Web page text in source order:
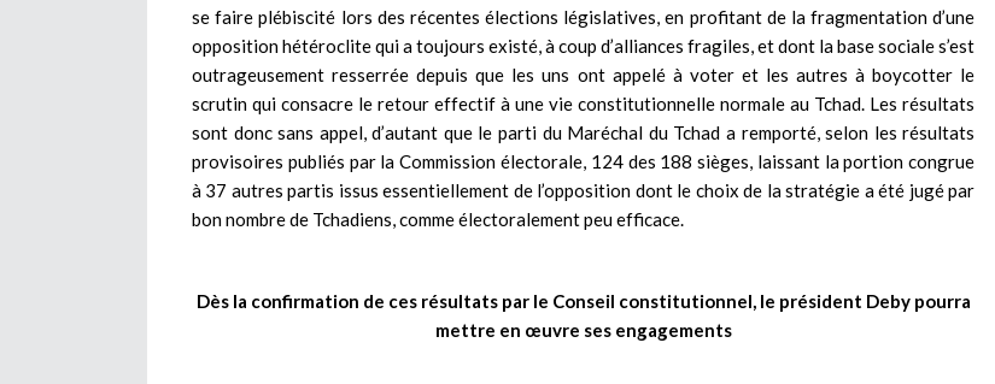
se faire plébiscité lors des récentes élections législatives, en profitant de la fragmentation d’une
opposition hétéroclite qui a toujours existé, à coup d’alliances fragiles, et dont la base sociale s’est
outrageusement resserrée depuis que les uns ont appelé à voter et les autres à boycotter le
scrutin qui consacre le retour effectif à une vie constitutionnelle normale au Tchad. Les résultats
sont donc sans appel, d’autant que le parti du Maréchal du Tchad a remporté, selon les résultats
provisoires publiés par la Commission électorale, 124 des 188 sièges, laissant la portion congrue
à 37 autres partis issus essentiellement de l’opposition dont le choix de la stratégie a été jugé par
bon nombre de Tchadiens, comme électoralement peu efficace.
Dès la confirmation de ces résultats par le Conseil constitutionnel, le président Deby pourra
mettre en œuvre ses engagements